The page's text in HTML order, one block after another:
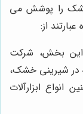
را پوشش می
از:
بخش، شرکت
در شیرینی خشک،
انواع ابزارآلات